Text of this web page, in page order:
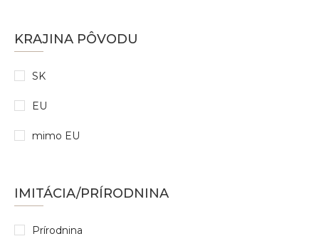
KRAJINA PÔVODU
SK
EU
mimo EU
IMITÁCIA/PRÍRODNINA
Prírodnina